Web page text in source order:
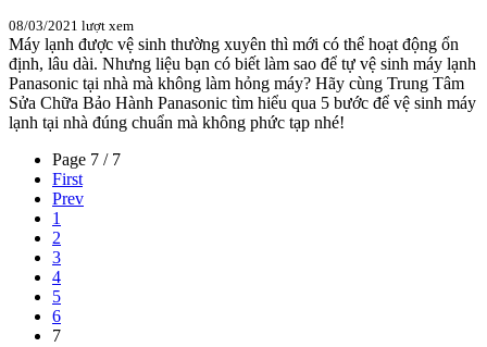
08/03/2021 lượt xem
Máy lạnh được vệ sinh thường xuyên thì mới có thể hoạt động ổn
định, lâu dài. Nhưng liệu bạn có biết làm sao để tự vệ sinh máy lạnh
Panasonic tại nhà mà không làm hỏng máy? Hãy cùng Trung Tâm
Sửa Chữa Bảo Hành Panasonic tìm hiểu qua 5 bước để vệ sinh máy
lạnh tại nhà đúng chuẩn mà không phức tạp nhé!
Page 7 / 7
First
Prev
1
2
3
4
5
6
7